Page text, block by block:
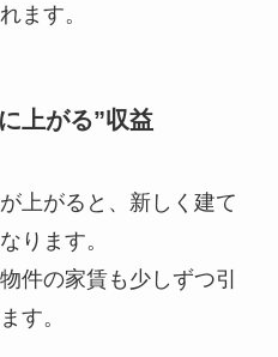
ます。
上がる”収益
上がると、新しく建て
ります。
件の家賃も少しずつ引
す。